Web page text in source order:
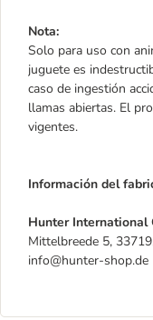
Nota:
Solo para uso con
juguete es
caso de ingestión
llamas abiertas. El
vigentes.
Información del
Hunter International
Mittelbreede 5,
info@hunter-shop.de